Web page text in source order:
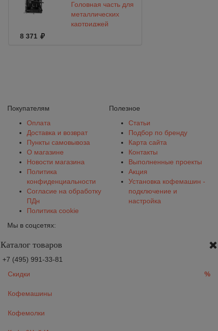
Головная часть для
металлических
картриджей
8 371
Покупателям
Оплата
Доставка и возврат
Пункты самовывоза
О магазине
Новости магазина
Политика
конфиденциальности
Согласие на обработку
ПДн
Политика cookie
Полезное
Статьи
Подбор по бренду
Карта сайта
Контакты
Выполненные проекты
Акция
Установка кофемашин -
подключение и
настройка
Мы в соцсетях:
Каталог товаров
+7 (495) 991-33-81
Скидки
%
Кофемашины
Кофемолки